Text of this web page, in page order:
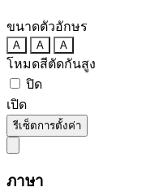
ขนาดตัวอักษร
A A A
โหมดสีตัดกันสูง
ปิด
เปิด
รีเซ็ตการตั้งค่า
ภาษา